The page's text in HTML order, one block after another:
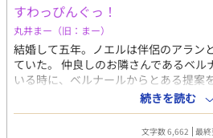
すわっぴんぐっ！
丸井まー（旧：まー）
結婚して五年。ノエルは伴侶のアラン
ていた。 仲良しのお隣さんであるベル
いる時に、ベルナールからとある提案
人✕可愛い系事務員。 ※スワッピング
ルズさんでも公開しております。
続きを読む
文字数 6,662 最